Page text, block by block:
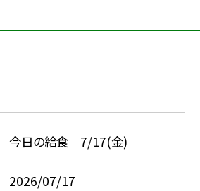
今日の給食 7/17(金)
2026/07/17